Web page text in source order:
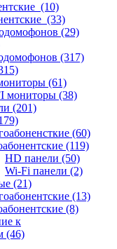
(10)
(33)
(29)
(317)
(61)
мониторы (38)
(201)
(60)
(119)
HD панели (50)
Wi-Fi панели (2)
(21)
(13)
(8)
к
(46)